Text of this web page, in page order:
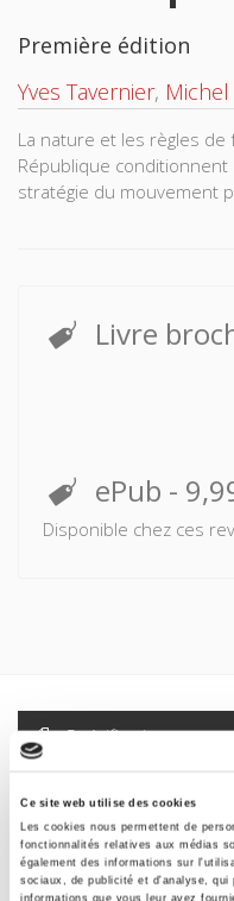
Ce site web utilise des cookies
Les cookies nous permettent de
fonctionnalités relatives aux médias
également des informations sur
sociaux, de publicité et d'analyse, qui
informations que vous leur avez
Première édition
Yves Tavernier, Michel
La nature et les règles
République
stratégie du mouvement
Livre
ePub -
Disponible chez ces
Spécifications
Sommaire